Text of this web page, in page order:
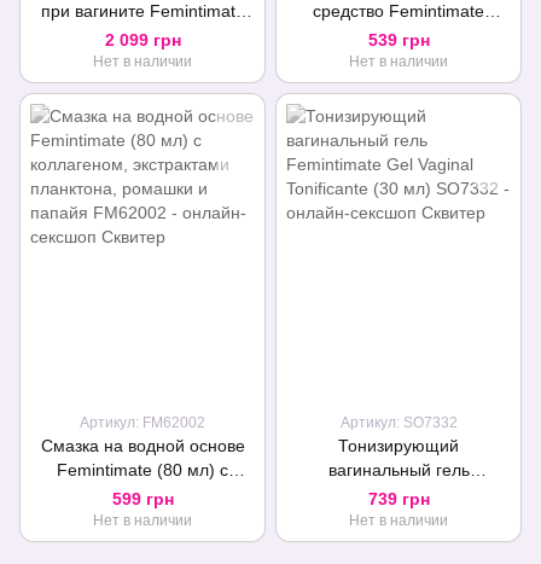
при вагините Femintimate
Intimrelax для снятия
спазмов при введении
2 099 грн
Нет в наличии
средство Femintimate
Cleaning Spray (150 мл),
без спирта и парабенов
539 грн
Нет в наличии
Артикул: FM62002
Смазка на водной основе
Femintimate (80 мл) с
коллагеном, экстрактами
планктона, ромашки и
папайя
599 грн
Нет в наличии
Артикул: SO7332
Тонизирующий
вагинальный гель
Femintimate Gel Vaginal
Tonificante (30 мл)
739 грн
Нет в наличии